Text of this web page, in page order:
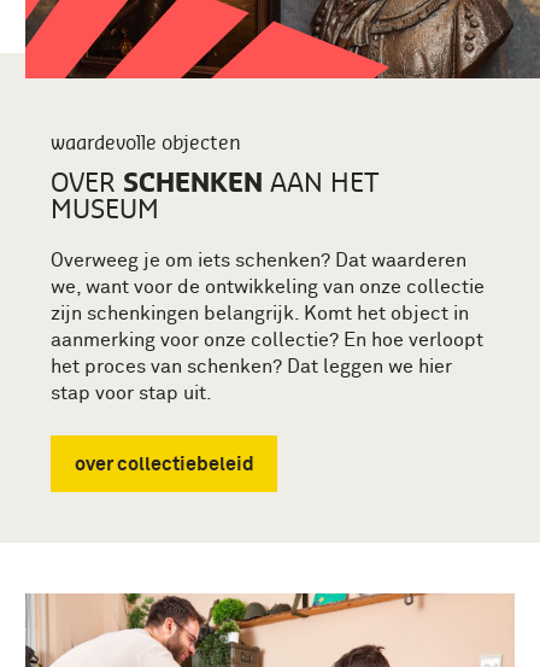
waardevolle objecten
OVER SCHENKEN AAN HET
MUSEUM
Overweeg je om iets schenken? Dat waarderen
we, want voor de ontwikkeling van onze collectie
zijn schenkingen belangrijk. Komt het object in
aanmerking voor onze collectie? En hoe verloopt
het proces van schenken? Dat leggen we hier
stap voor stap uit.
over collectiebeleid